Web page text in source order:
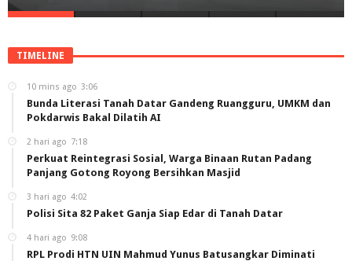
TIMELINE
10 mins ago 3:06
Bunda Literasi Tanah Datar Gandeng Ruangguru, UMKM dan
Pokdarwis Bakal Dilatih AI
2 hari ago 7:18
Perkuat Reintegrasi Sosial, Warga Binaan Rutan Padang
Panjang Gotong Royong Bersihkan Masjid
3 hari ago 4:02
Polisi Sita 82 Paket Ganja Siap Edar di Tanah Datar
4 hari ago 9:08
RPL Prodi HTN UIN Mahmud Yunus Batusangkar Diminati